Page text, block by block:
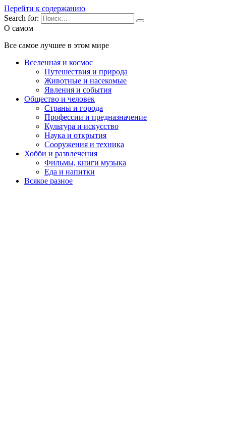
Перейти к содержанию
Search for:
О самом
Все самое лучшее в этом мире
Вселенная и космос
Путешествия и природа
Животные и насекомые
Явления и события
Общество и человек
Страны и города
Профессии и предназначение
Культура и искусство
Наука и открытия
Сооружения и техника
Хобби и развлечения
Фильмы, книги музыка
Еда и напитки
Всякое разное